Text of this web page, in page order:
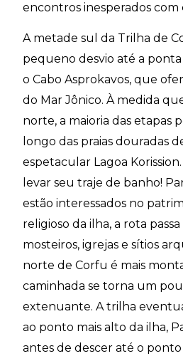
encontros inesperados com
A metade sul da Trilha de
pequeno desvio até a ponta
o Cabo Asprokavos, que
do Mar Jônico. À medida
norte, a maioria das etapas
longo das praias douradas
espetacular Lagoa
levar seu traje de banho!
estão interessados no
religioso da ilha, a rota
mosteiros, igrejas e sítios
norte de Corfu é mais
caminhada se torna um
extenuante. A trilha
ao ponto mais alto da ilha,
antes de descer até o